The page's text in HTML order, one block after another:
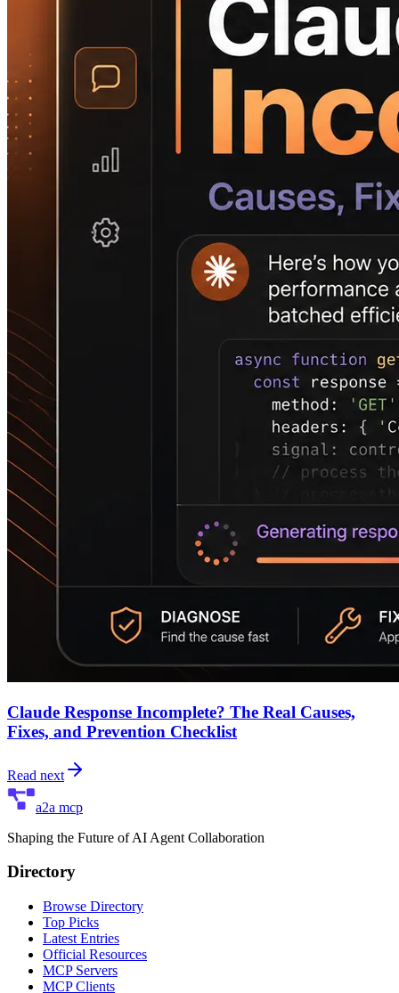
Claude Response Incomplete? The Real Causes,
Fixes, and Prevention Checklist
Read next
a2a mcp
Shaping the Future of AI Agent Collaboration
Directory
Browse Directory
Top Picks
Latest Entries
Official Resources
MCP Servers
MCP Clients